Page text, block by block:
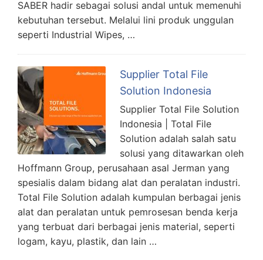
SABER hadir sebagai solusi andal untuk memenuhi
kebutuhan tersebut. Melalui lini produk unggulan
seperti Industrial Wipes, …
Supplier Total File
Solution Indonesia
Supplier Total File Solution
Indonesia | Total File
Solution adalah salah satu
solusi yang ditawarkan oleh
Hoffmann Group, perusahaan asal Jerman yang
spesialis dalam bidang alat dan peralatan industri.
Total File Solution adalah kumpulan berbagai jenis
alat dan peralatan untuk pemrosesan benda kerja
yang terbuat dari berbagai jenis material, seperti
logam, kayu, plastik, dan lain …